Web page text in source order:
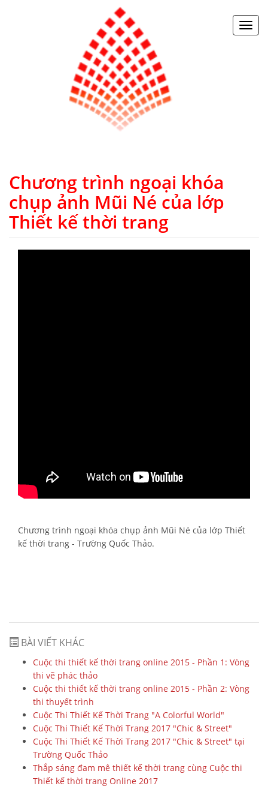
Chương trình ngoại khóa
chụp ảnh Mũi Né của lớp
Thiết kế thời trang
Chương trình ngoại khóa chụp ảnh Mũi Né của lớp Thiết
kế thời trang - Trường Quốc Thảo.
BÀI VIẾT KHÁC
Cuộc thi thiết kế thời trang online 2015 - Phần 1: Vòng
thi vẽ phác thảo
Cuộc thi thiết kế thời trang online 2015 - Phần 2: Vòng
thi thuyết trình
Cuộc Thi Thiết Kế Thời Trang "A Colorful World"
Cuộc Thi Thiết Kế Thời Trang 2017 "Chic & Street"
Cuộc Thi Thiết Kế Thời Trang 2017 "Chic & Street" tại
Trường Quốc Thảo
Thắp sáng đam mê thiết kế thời trang cùng Cuộc thi
Thiết kế thời trang Online 2017